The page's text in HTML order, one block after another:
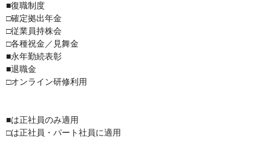
■復職制度
□確定拠出年金
□従業員持株会
□各種祝金／見舞金
■永年勤続表彰
■退職金
□オンライン研修利用
■は正社員のみ適用
□は正社員・パート社員に適用